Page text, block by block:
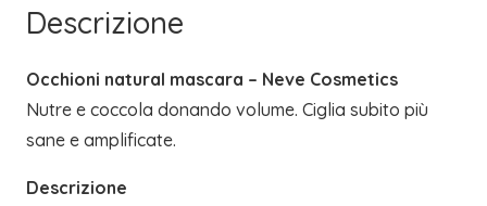
Descrizione
Occhioni natural mascara – Neve Cosmetics
Nutre e coccola donando volume. Ciglia subito più
sane e amplificate.
Descrizione